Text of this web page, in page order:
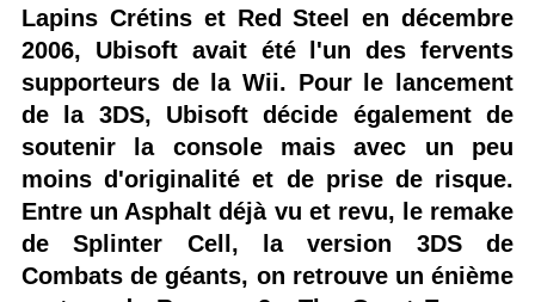
Lapins Crétins et Red Steel en décembre
2006, Ubisoft avait été l'un des fervents
supporteurs de la Wii. Pour le lancement
de la 3DS, Ubisoft décide également de
soutenir la console mais avec un peu
moins d'originalité et de prise de risque.
Entre un Asphalt déjà vu et revu, le remake
de Splinter Cell, la version 3DS de
Combats de géants, on retrouve un énième